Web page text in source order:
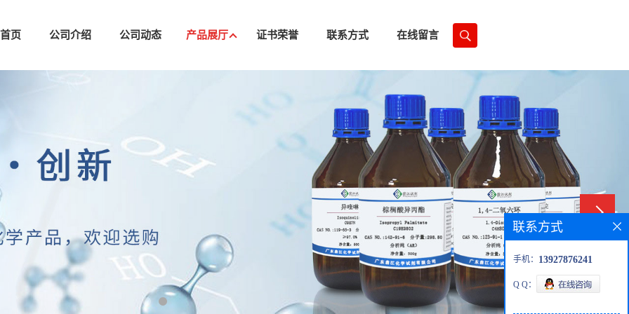
页 公司介绍 公司动态 产品展厅 证书荣誉 联系方式 在线留言
联系方式
手机： 13927876241
Q Q：